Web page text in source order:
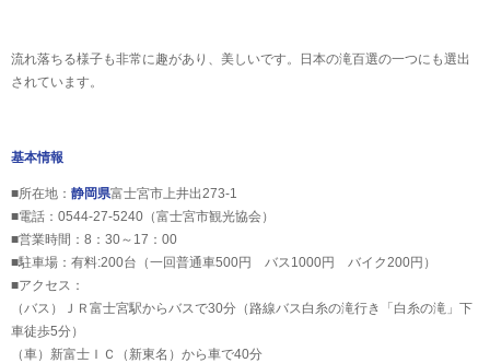
流れ落ちる様子も非常に趣があり、美しいです。日本の滝百選の一つにも選出
されています。
基本情報
■所在地： 静岡県富士宮市上井出273-1
■電話：0544-27-5240（富士宮市観光協会）
■営業時間：8：30～17：00
■駐車場：有料:200台（一回普通車500円 バス1000円 バイク200円）
■アクセス：
（バス）ＪＲ富士宮駅からバスで30分（路線バス白糸の滝行き「白糸の滝」下
車徒歩5分）
（車）新富士ＩＣ（新東名）から車で40分